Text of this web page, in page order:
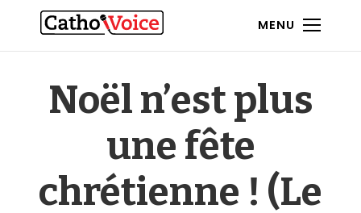
MENU
Noël n’est plus
une fête
chrétienne ! (Le